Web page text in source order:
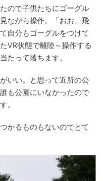
ので子供たちにゴーグル
ながら操作。「おお、飛
自分もゴーグルをつけて
VR状態で離陸～操作する
たって落ちます。
いい。と思って近所の公
も公園にいなかったので
。
かるものもないのでとて